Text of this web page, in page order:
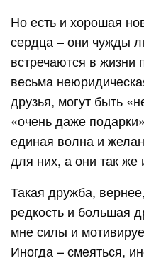
Но есть и хорошая
сердца – они чужды
встречаются в жизни
весьма
друзья, могут быть
«очень даже
единая волна и
для них, а они так же
Такая дружба,
редкость и большая
мне силы и
Иногда – смеяться,